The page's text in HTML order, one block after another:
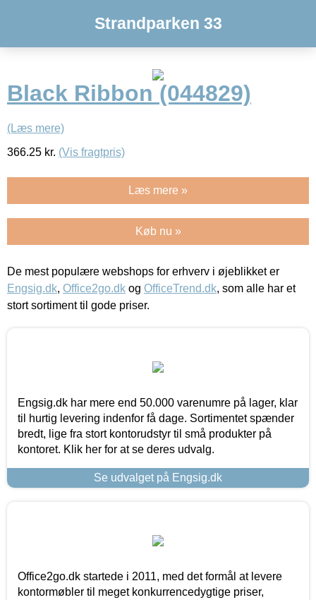
Strandparken 33
Black Ribbon (044829)
(Læs mere)
366.25 kr. (Vis fragtpris)
Læs mere »
Køb nu »
De mest populære webshops for erhverv i øjeblikket er
Engsig.dk, Office2go.dk og OfficeTrend.dk, som alle har et
stort sortiment til gode priser.
Engsig.dk har mere end 50.000 varenumre på lager, klar
til hurtig levering indenfor få dage. Sortimentet spænder
bredt, lige fra stort kontorudstyr til små produkter på
kontoret. Klik her for at se deres udvalg.
Se udvalget på Engsig.dk
Office2go.dk startede i 2011, med det formål at levere
kontormøbler til meget konkurrencedygtige priser,